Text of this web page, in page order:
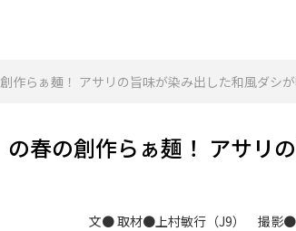
作らぁ麺！ アサリの旨味が染み出した和風ダシ
春の創作らぁ麺！ アサリ
文● 取材●上村敏行（J9） 撮影●